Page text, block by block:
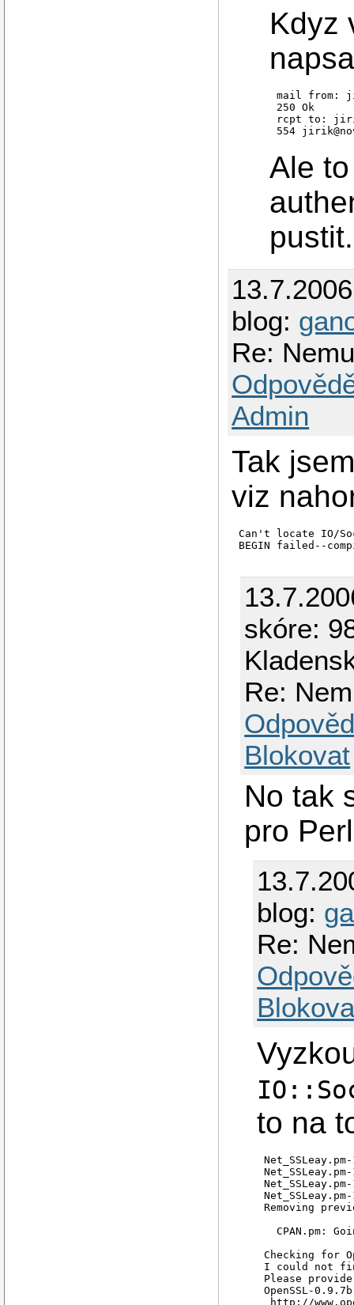
Kdyz
mail from:
250 Ok
rcpt to:
Ale
pustit.
blog:
Re:
Admin
Tak
viz
Can't locate IO/
skóre:
Re:
Blokovat
No tak
pro
blog:
Re:
to na
Net_SSLeay.pm-
Removing
CPAN.pm:
Checking for
I could not
Please
OpenSSL-
http://